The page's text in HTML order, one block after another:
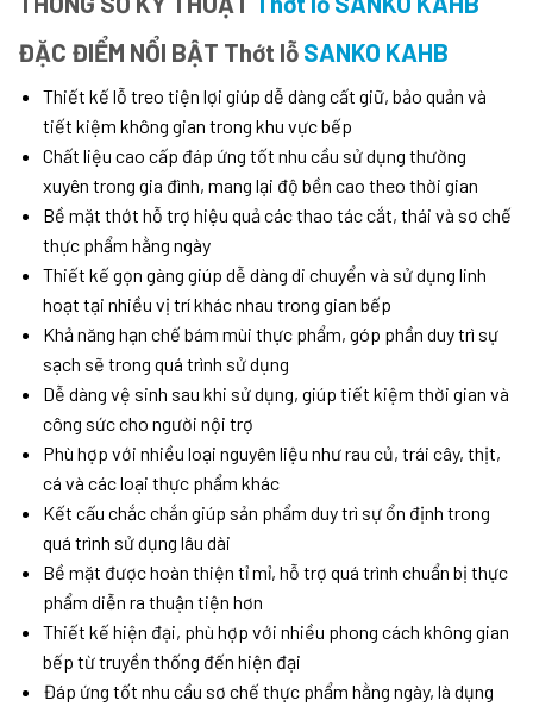
ĐẶC ĐIỂM NỔI BẬT Thớt lỗ SANKO KAHB
Thiết kế lỗ treo tiện lợi giúp dễ dàng cất giữ, bảo quản và
tiết kiệm không gian trong khu vực bếp
Chất liệu cao cấp đáp ứng tốt nhu cầu sử dụng thường
xuyên trong gia đình, mang lại độ bền cao theo thời gian
Bề mặt thớt hỗ trợ hiệu quả các thao tác cắt, thái và sơ chế
thực phẩm hằng ngày
Thiết kế gọn gàng giúp dễ dàng di chuyển và sử dụng linh
hoạt tại nhiều vị trí khác nhau trong gian bếp
Khả năng hạn chế bám mùi thực phẩm, góp phần duy trì sự
sạch sẽ trong quá trình sử dụng
Dễ dàng vệ sinh sau khi sử dụng, giúp tiết kiệm thời gian và
công sức cho người nội trợ
Phù hợp với nhiều loại nguyên liệu như rau củ, trái cây, thịt,
cá và các loại thực phẩm khác
Kết cấu chắc chắn giúp sản phẩm duy trì sự ổn định trong
quá trình sử dụng lâu dài
Bề mặt được hoàn thiện tỉ mỉ, hỗ trợ quá trình chuẩn bị thực
phẩm diễn ra thuận tiện hơn
Thiết kế hiện đại, phù hợp với nhiều phong cách không gian
bếp từ truyền thống đến hiện đại
Đáp ứng tốt nhu cầu sơ chế thực phẩm hằng ngày, là dụng